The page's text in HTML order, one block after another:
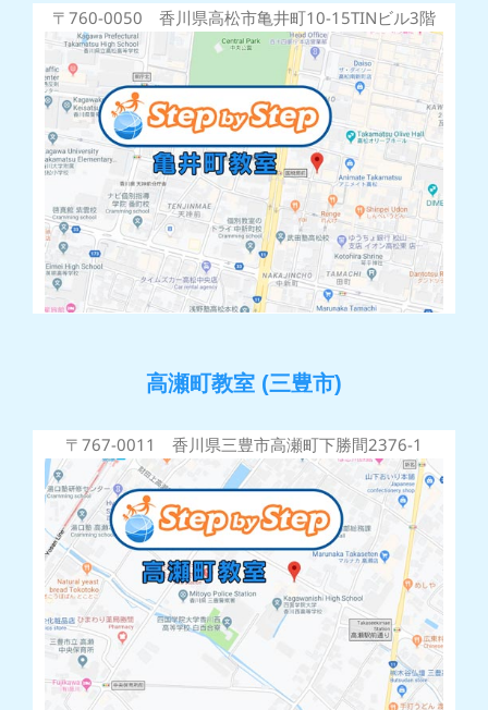
〒760-0050 香川県高松市亀井町10-15TINビル3階
高瀬町教室 (三豊市)
〒767-0011 香川県三豊市高瀬町下勝間2376-1